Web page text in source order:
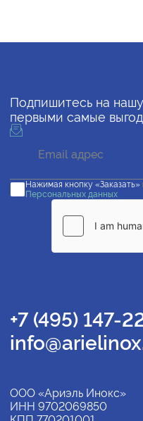
Подпишитесь на
первыми самые
Нажимая кнопку
Персональных данных
+7 (495) 147-
ООО «Ариэль Инокс»
ИНН 9702069850